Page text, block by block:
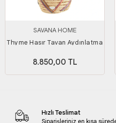
SAVANA HOME
Thyme Hasır Tavan Aydınlatma
8.850,00 TL
Hızlı Teslimat
Siparişleriniz en kısa